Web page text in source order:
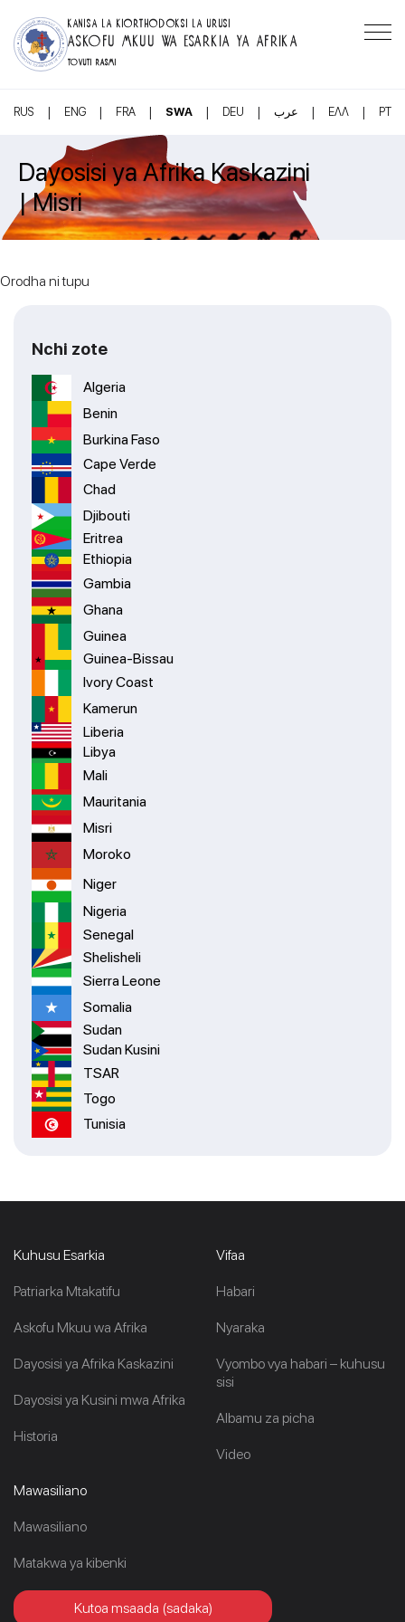
KANISA LA KIORTHODOKSI LA URUSI
ASKOFU MKUU WA ESARKIA YA AFRIKA
TOVUTI RASMI
RUS | ENG | FRA | SWA | DEU | عرب | ΕΛΛ | PT
Dayosisi ya Afrika Kaskazini
| Misri
Orodha ni tupu
Nchi zote
Algeria
Benin
Burkina Faso
Cape Verde
Chad
Djibouti
Eritrea
Ethiopia
Gambia
Ghana
Guinea
Guinea-Bissau
Ivory Coast
Kamerun
Liberia
Libya
Mali
Mauritania
Misri
Moroko
Niger
Nigeria
Senegal
Shelisheli
Sierra Leone
Somalia
Sudan
Sudan Kusini
TSAR
Togo
Tunisia
Kuhusu Esarkia
Patriarka Mtakatifu
Askofu Mkuu wa Afrika
Dayosisi ya Afrika Kaskazini
Dayosisi ya Kusini mwa Afrika
Historia
Vifaa
Habari
Nyaraka
Vyombo vya habari – kuhusu
sisi
Albamu za picha
Video
Mawasiliano
Mawasiliano
Matakwa ya kibenki
Kutoa msaada (sadaka)